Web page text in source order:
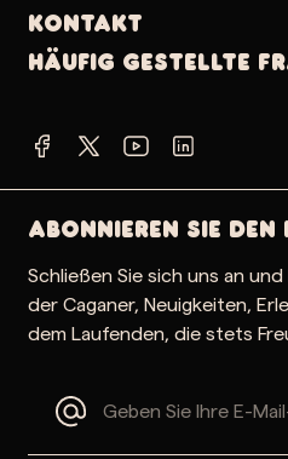
Kontakt
Häufig gestellte
Abonnieren Sie
Schließen Sie sich uns an
der Caganer, Neuigkeiten,
dem Laufenden, die stets